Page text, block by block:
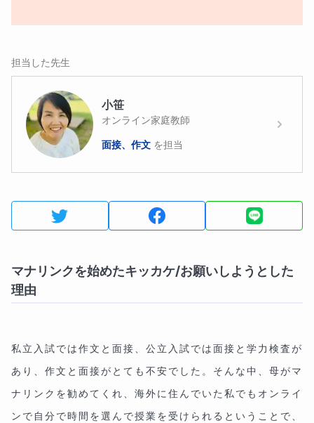
担当した先生
小笹
オンライン家庭教師
面接、作文 を担当
マナリンクを始めたキッカケ/お願いしようとした
理由
私立入試では作文と面接、公立入試では面接と学力検査が
あり、作文と面接がとても不安でした。そんな中、母がマ
ナリンクを勧めてくれ、海外に住んでいた私でもオンライ
ンで自分で時間を選んで授業を受けられるということで、